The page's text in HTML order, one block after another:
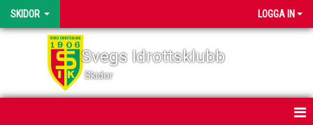
SKIDOR LOGGA IN
Svegs Idrottsklubb
Skidor